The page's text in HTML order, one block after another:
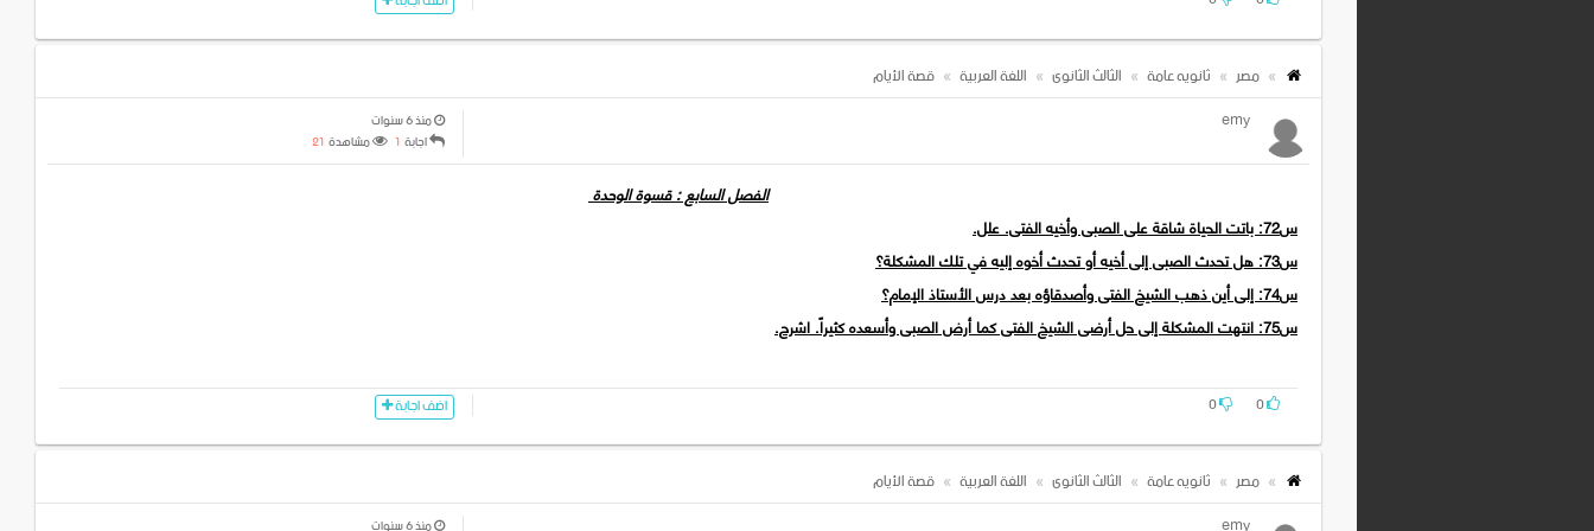
مصر ثانويه عامة الثالث الثانوى اللغة العربية
قصة الأيام
emy
منذ 6 سنوات
اجابة1 مشاهدة21
الفصل السابع : قسوة الوحدة
س72: باتت الحياة شاقة على الصبى وأخيه الفتى. علل.
س73: هل تحدث الصبى إلى أخيه أو تحدث أخوه إليه في تلك المشكلة؟
س74: إلى أين ذهب الشيخ الفتى وأصدقاؤه بعد درس الأستاذ الإمام؟
س75: انتهت المشكلة إلى حل أرضى الشيخ الفتى كما أرض الصبى وأسعده كثيراً. اشرح.
0
0 اضف اجابة
مصر ثانويه عامة الثالث الثانوى اللغة العربية
قصة الأيام